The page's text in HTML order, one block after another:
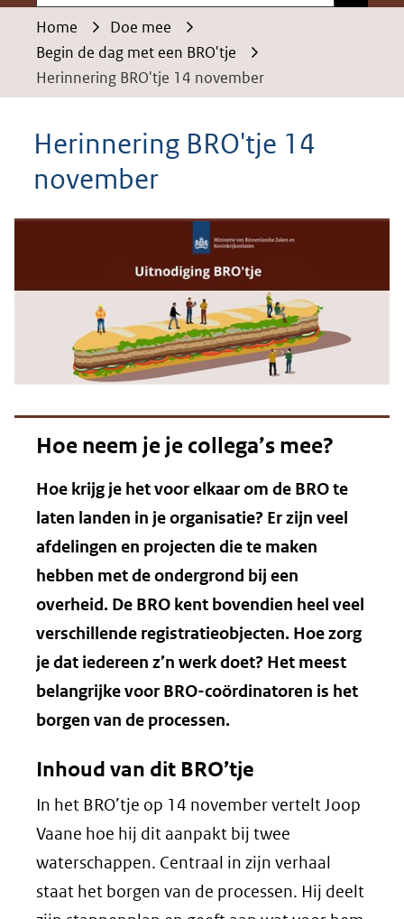
Home
Doe mee
Begin de dag met een BRO'tje
Herinnering BRO'tje 14 november
Herinnering BRO'tje 14
november
Hoe neem je je collega’s mee?
Hoe krijg je het voor elkaar om de BRO te
laten landen in je organisatie? Er zijn veel
afdelingen en projecten die te maken
hebben met de ondergrond bij een
overheid. De BRO kent bovendien heel veel
verschillende registratieobjecten. Hoe zorg
je dat iedereen z’n werk doet? Het meest
belangrijke voor BRO-coördinatoren is het
borgen van de processen.
Inhoud van dit BRO’tje
In het BRO’tje op 14 november vertelt Joop
Vaane hoe hij dit aanpakt bij twee
waterschappen. Centraal in zijn verhaal
staat het borgen van de processen. Hij deelt